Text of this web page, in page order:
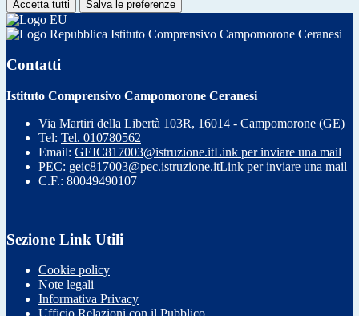
Accetta tutti Salva le preferenze
Istituto Comprensivo Campomorone Ceranesi
Contatti
Istituto Comprensivo Campomorone Ceranesi
Via Martiri della Libertà 103R, 16014 - Campomorone (GE)
Tel: Tel. 010780562
Email: GEIC817003@istruzione.itLink per inviare una mail
PEC: geic817003@pec.istruzione.itLink per inviare una mail
C.F.: 80049490107
Sezione Link Utili
Cookie policy
Note legali
Informativa Privacy